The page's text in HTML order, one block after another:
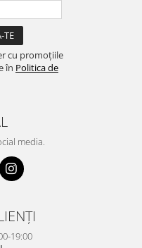
cu promoțiile
în Politica de
media.
19:00